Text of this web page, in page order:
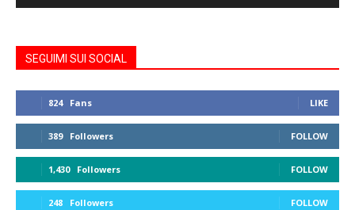
SEGUIMI SUI SOCIAL
824 Fans LIKE
389 Followers FOLLOW
1,430 Followers FOLLOW
248 Followers FOLLOW